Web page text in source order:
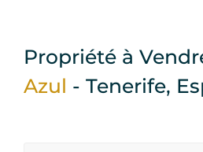
Propriété à
Azul - Tenerife,